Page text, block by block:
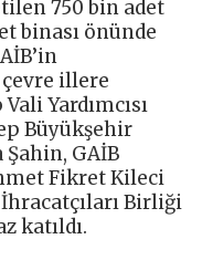
750 bin adet
binası önünde
illere
Yardımcısı
Büyükşehir
Şahin, GAİB
Fikret Kileci
Birliği
katıldı.